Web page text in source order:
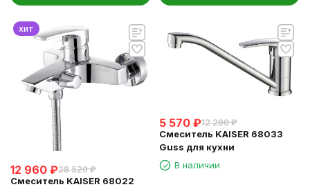
хит
12 960 ₽28 520 ₽
Смеситель KAISER 68022
5 570 ₽12 260 ₽
Смеситель KAISER 68033
Guss для кухни
В наличии